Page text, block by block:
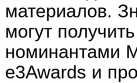
материалов.
могут
номинантами
e3Awards и